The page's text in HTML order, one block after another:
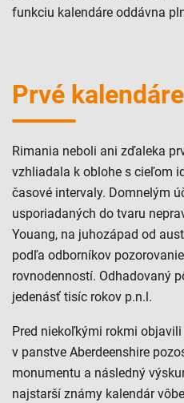
funkciu kalendáre oddávna
Prvé kalendáre
Rimania neboli ani zďaleka
vzhliadala k oblohe s cieľom
časové intervaly. Domnelým
usporiadaných do tvaru
Youang, na juhozápad od
podľa odborníkov
rovnodenností. Odhadovaný
jedenásť tisíc rokov p.n.l.
Pred niekoľkými rokmi
v panstve Aberdeenshire
monumentu a následný
najstarší známy kalendár